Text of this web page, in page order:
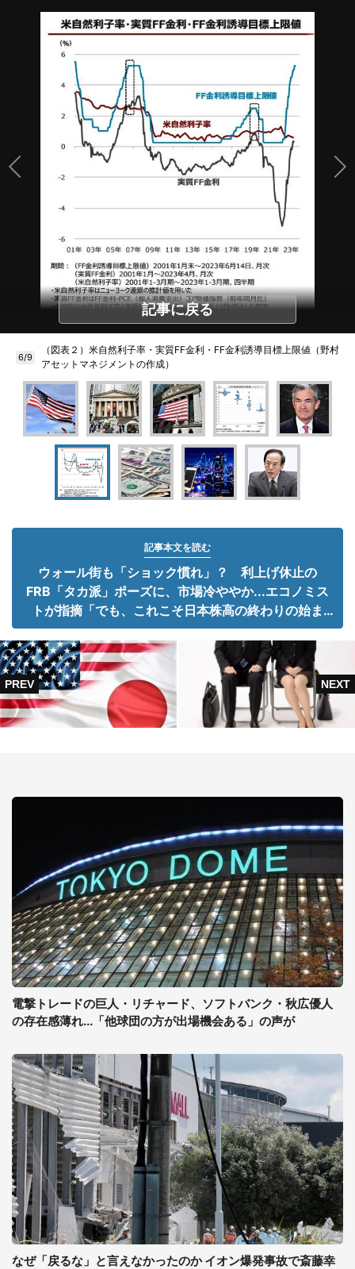
記事に戻る
6/9
（図表２）米自然利子率・実質FF金利・FF金利誘導目標上限値（野村
アセットマネジメントの作成）
記事本文を読む
ウォール街も「ショック慣れ」？ 利上げ休止の
FRB「タカ派」ポーズに、市場冷ややか...エコノミス
トが指摘「でも、これこそ日本株高の終わりの始ま
り」
電撃トレードの巨人・リチャード、ソフトバンク・秋広優人
の存在感薄れ...「他球団の方が出場機会ある」の声が
なぜ「戻るな」と言えなかったのか イオン爆発事故で斎藤幸